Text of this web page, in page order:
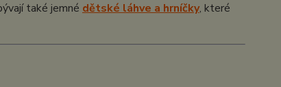
také jemné dětské láhve a hrníčky, které